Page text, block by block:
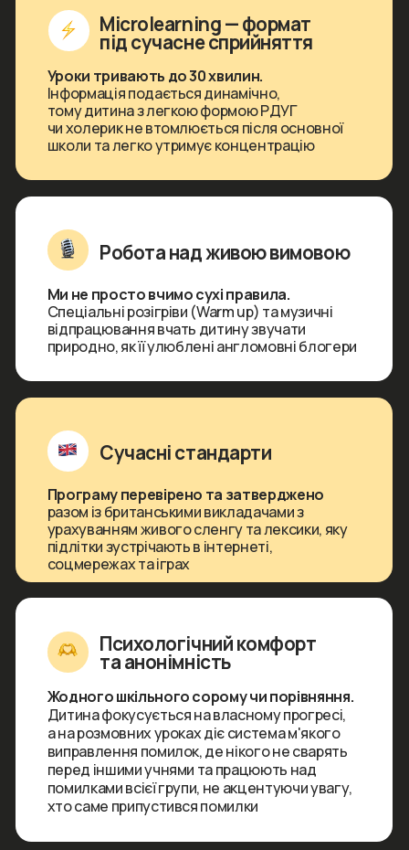
Програму перевірено та затверджено
разом із британськими викладачами з
урахуванням живого сленгу та лексики, яку
підлітки зустрічають в інтернеті,
соцмережах та іграх
Психологічний комфорт
та анонімність
Жодного шкільного сорому чи порівняння.
Дитина фокусується на власному прогресі,
виправлення помилок, де нікого не сварять
перед іншими учнями та працюють над
помилками всієї групи, не акцентуючи увагу,
хто саме припустився помилки
Піднімається на +1 рівень за 12 тижнів
Отримує впевненість для майбутнього
РЕЗУЛЬТАТ:
Формати, від яких
підлітканеможливо
відірвати